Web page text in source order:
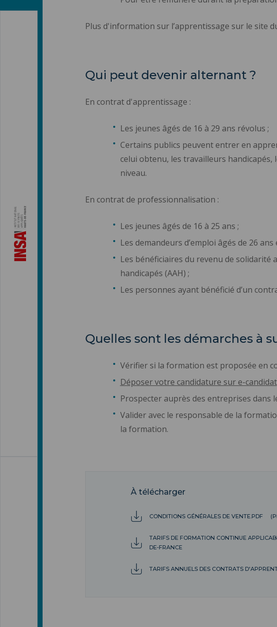
Plus d'information sur l’apprentissage sur le site
Qui peut devenir alternant ?
En contrat d'apprentissage :
Les jeunes âgés de 16 à 29 ans révolus ;
Certains publics peuvent entrer en
celui obtenu, les travailleurs
niveau.
En contrat de professionnalisation :
Les jeunes âgés de 16 à 25 ans ;
Les demandeurs d’emploi âgés de 26 ans
Les bénéficiaires du revenu de solidarité
handicapés (AAH) ;
Les personnes ayant bénéficié d’un
Quelles sont les démarches à
Vérifier si la formation est proposée en
Déposer votre candidature sur e-candidat
Prospecter auprès des entreprises
Valider avec le responsable de la
la formation.
À télécharger
CONDITIONS GÉNÉRALES DE VENTE.PDF
TARIFS DE FORMATION CONTINUE
DE-FRANCE
TARIFS ANNUELS DES CONTRATS